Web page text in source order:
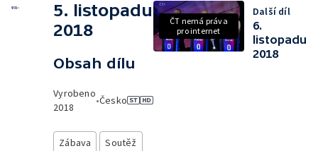
5. listopadu
2018
Obsah dílu
Vyrobeno
2018
•Česko
Zábava
Soutěž
ČT nemá práva
pro internet
Další díl
6.
listopadu
2018